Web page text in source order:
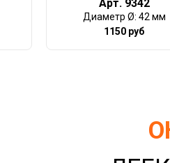
Арт. 9342
Диаметр Ø: 42 мм
1150 руб